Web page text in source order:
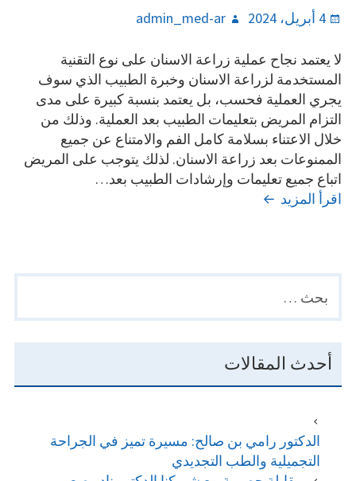
Posted
4 أبريل، 2024 Author
admin_med-ar
لا يعتمد نجاح عملية زراعة الاسنان على نوع التقنية
المستخدمة لزراعة الاسنان وخبرة الطبيب الذي سوف
يجري العملية فحسب، بل يعتمد بنسبة كبيرة على مدى
التزام المريض بتعليمات الطبيب بعد العملية. وذلك من
خلال الاعتناء بسلامة كامل الفم والامتناع عن جميع
الممنوعات بعد زراعة الاسنان. لذلك يتوجب على المريض
اتباع جميع تعليمات وإرشادات الطبيب بعد…
اقرأ المزيد ما
زراعة
SIDEBAR
البحث
عن:
أحدث المقالات
الدكتور رامي بن صالح: مسيرة تميز في الجراحة
التجميلية والطب التجديدي